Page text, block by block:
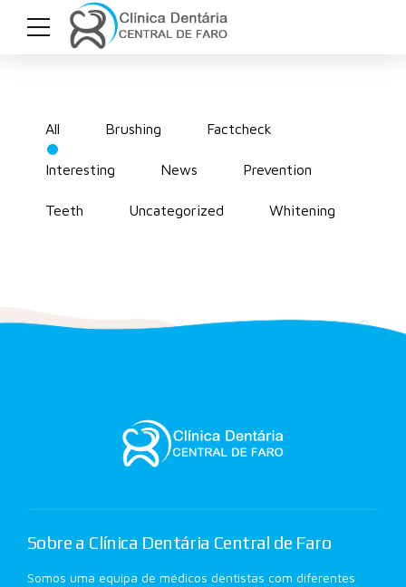
All Brushing Factcheck
Interesting News Prevention
Teeth Uncategorized Whitening
Sobre a Clínica Dentária Central de Faro
Somos uma equipa de médicos dentistas com diferentes